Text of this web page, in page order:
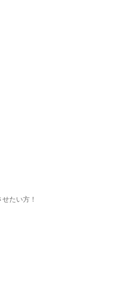
たい方！